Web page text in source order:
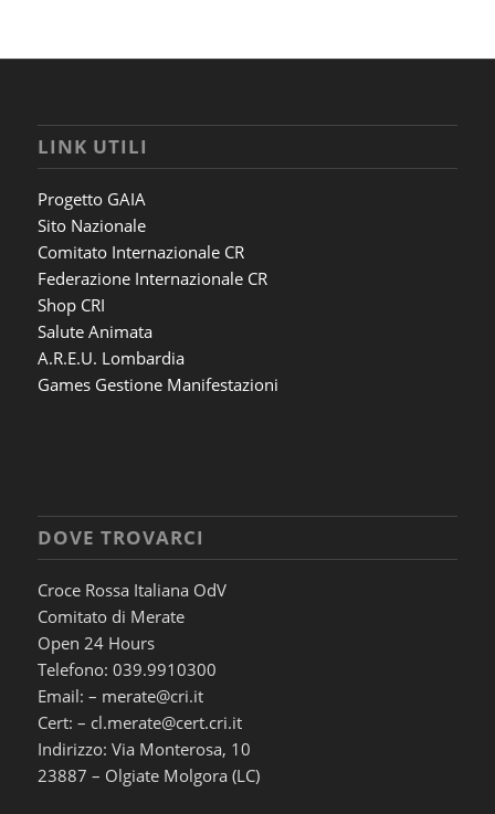
LINK UTILI
Progetto GAIA
Sito Nazionale
Comitato Internazionale CR
Federazione Internazionale CR
Shop CRI
Salute Animata
A.R.E.U. Lombardia
Games Gestione Manifestazioni
DOVE TROVARCI
Croce Rossa Italiana OdV
Comitato di Merate
Open 24 Hours
Telefono: 039.9910300
Email: – merate@cri.it
Cert: – cl.merate@cert.cri.it
Indirizzo: Via Monterosa, 10
23887 – Olgiate Molgora (LC)